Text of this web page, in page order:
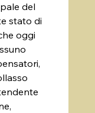
del
stato di
oggi